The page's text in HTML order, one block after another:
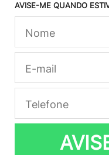
AVISE-ME QUANDO